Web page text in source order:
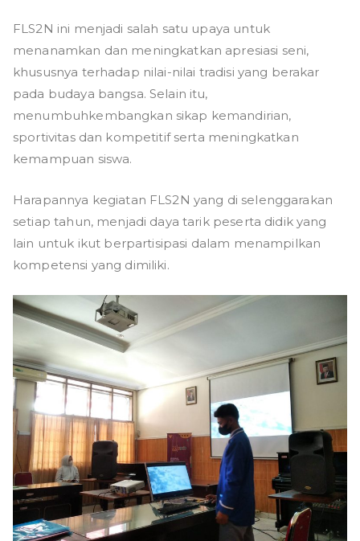
FLS2N ini menjadi salah satu upaya untuk
menanamkan dan meningkatkan apresiasi seni,
khususnya terhadap nilai-nilai tradisi yang berakar
pada budaya bangsa. Selain itu,
menumbuhkembangkan sikap kemandirian,
sportivitas dan kompetitif serta meningkatkan
kemampuan siswa.
Harapannya kegiatan FLS2N yang di selenggarakan
setiap tahun, menjadi daya tarik peserta didik yang
lain untuk ikut berpartisipasi dalam menampilkan
kompetensi yang dimiliki.